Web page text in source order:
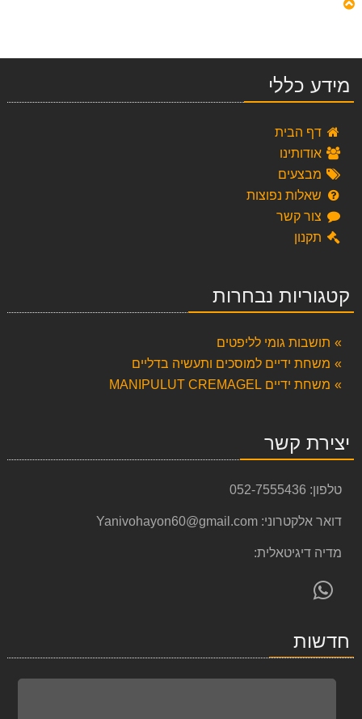
מידע כללי
דף הבית
אודותינו
מבצעים
שאלות נפוצות
צור קשר
תקנון
קטגוריות נבחרות
תושבות גומי לליפטים
משחת ידיים למוסכים ותעשיה בדליים
משחת ידיים MANIPULUT CREMAGEL
יצירת קשר
טלפון: 052-7555436
דואר אלקטרוני: Yanivohayon60@gmail.com
מדיה דיגיטאלית:
WhatsAppחדשות